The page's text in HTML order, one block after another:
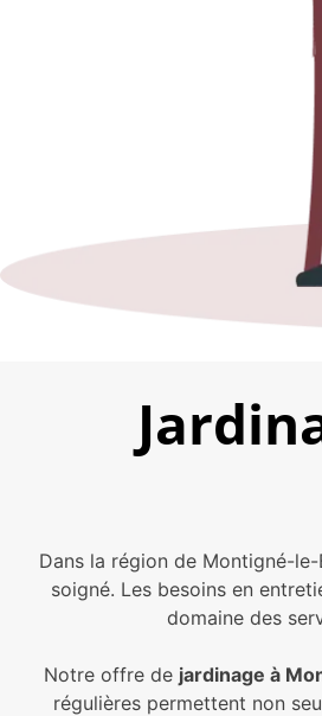
Dans la région de Montigné-
soigné. Les besoins en
domaine des
Notre offre de jardinage à
régulières permettent non